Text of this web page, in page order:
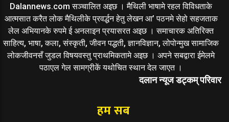
Dalannews.com सञ्चालित अइछ । मैथिली भाषामे रहल विविधताके
आत्मसात करैत लोक मैथिलीके प्रवर्द्धन हेतु लेखन आ’ पठनमे सेहो सहजताक
लेल अभियानके रुपमे ई अनलाइन प्रयासरत अइछ । समाचारक अतिरिक्त
साहित्य, भाषा, कला, संस्कृती, जीवन पद्धती, ज्ञानविज्ञान, लोपोन्मुख सामाजिक
लोकजीवनसँ जुडल विषयवस्तु प्राथमिकतामे अइछ । अपने सबद्वारा ईमेलमे
पठाएल गेल सामग्रीकें यथोचित स्थान देल जाएत ।
दलान न्यूज डट्कम् परिवार
हम सब